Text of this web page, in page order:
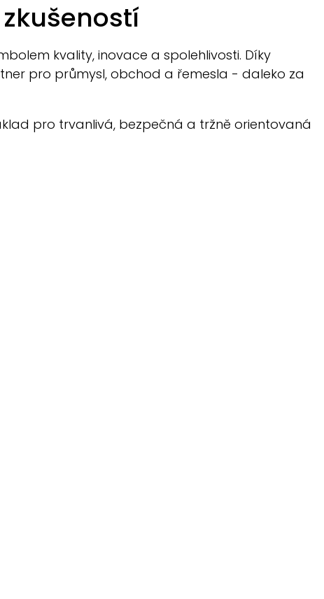
kvality, inovace a spolehlivosti. Díky
pro průmysl, obchod a řemesla - daleko za
pro trvanlivá, bezpečná a tržně orientovaná